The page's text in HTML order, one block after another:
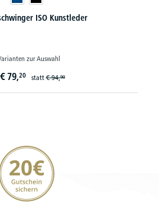
ISO Kunstleder
zur Auswahl
€ 79,20 statt€ 94,90
20€ Gutschein sichern